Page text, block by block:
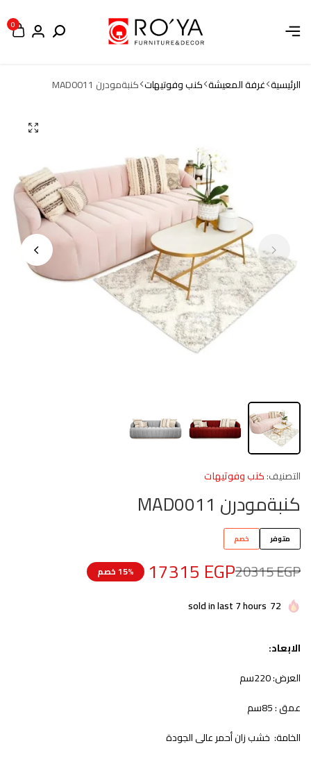
0
الرئيسية غرفة المعيشة كنب وفوتيهات كنبةمودرن MAD0011
التصنيف:كنب وفوتيهات
كنبةمودرن MAD0011
متوفر خصم
20315EGP
17315 EGP 15% خصم
72
sold in last 7 hours
الابعاد:
العرض: 220سم
عمق : 85سم
الخامة: خشب زان أحمر عالى الجودة